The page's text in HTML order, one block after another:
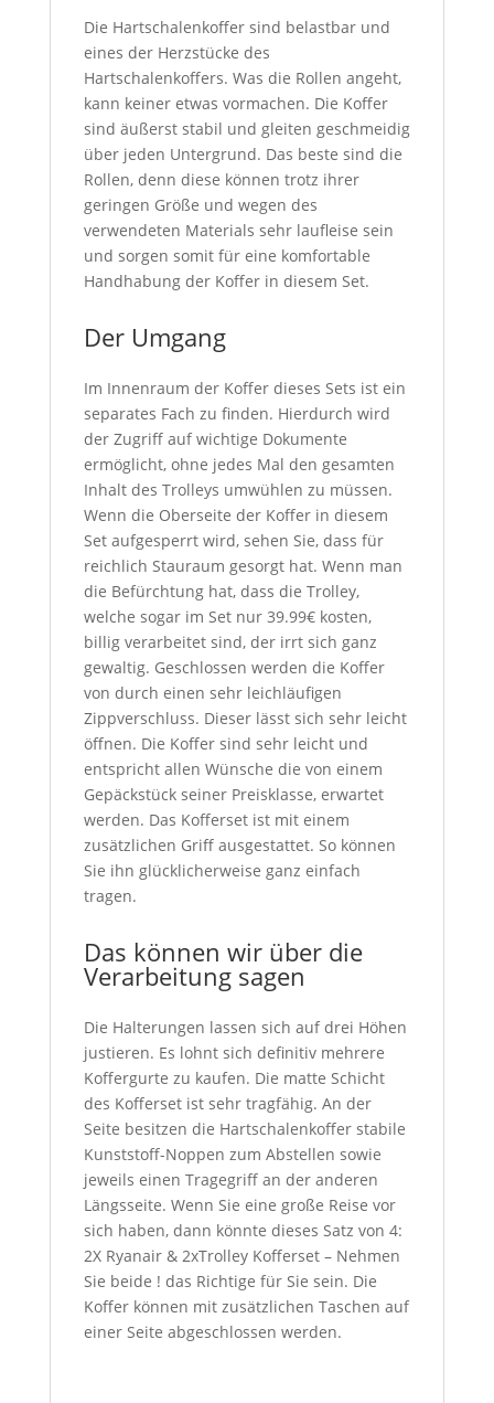
Die Hartschalenkoffer sind belastbar und
eines der Herzstücke des
Hartschalenkoffers. Was die Rollen angeht,
kann keiner etwas vormachen. Die Koffer
sind äußerst stabil und gleiten geschmeidig
über jeden Untergrund. Das beste sind die
Rollen, denn diese können trotz ihrer
geringen Größe und wegen des
verwendeten Materials sehr laufleise sein
und sorgen somit für eine komfortable
Handhabung der Koffer in diesem Set.
Der Umgang
Im Innenraum der Koffer dieses Sets ist ein
separates Fach zu finden. Hierdurch wird
der Zugriff auf wichtige Dokumente
ermöglicht, ohne jedes Mal den gesamten
Inhalt des Trolleys umwühlen zu müssen.
Wenn die Oberseite der Koffer in diesem
Set aufgesperrt wird, sehen Sie, dass für
reichlich Stauraum gesorgt hat. Wenn man
die Befürchtung hat, dass die Trolley,
welche sogar im Set nur 39.99€ kosten,
billig verarbeitet sind, der irrt sich ganz
gewaltig. Geschlossen werden die Koffer
von durch einen sehr leichläufigen
Zippverschluss. Dieser lässt sich sehr leicht
öffnen. Die Koffer sind sehr leicht und
entspricht allen Wünsche die von einem
Gepäckstück seiner Preisklasse, erwartet
werden. Das Kofferset ist mit einem
zusätzlichen Griff ausgestattet. So können
Sie ihn glücklicherweise ganz einfach
tragen.
Das können wir über die
Verarbeitung sagen
Die Halterungen lassen sich auf drei Höhen
justieren. Es lohnt sich definitiv mehrere
Koffergurte zu kaufen. Die matte Schicht
des Kofferset ist sehr tragfähig. An der
Seite besitzen die Hartschalenkoffer stabile
Kunststoff-Noppen zum Abstellen sowie
jeweils einen Tragegriff an der anderen
Längsseite. Wenn Sie eine große Reise vor
sich haben, dann könnte dieses Satz von 4:
2X Ryanair & 2xTrolley Kofferset – Nehmen
Sie beide ! das Richtige für Sie sein. Die
Koffer können mit zusätzlichen Taschen auf
einer Seite abgeschlossen werden.